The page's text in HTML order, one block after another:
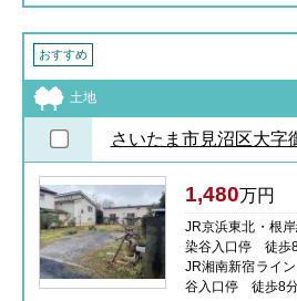
おすすめ
土地
さいたま市見沼区大字
1,480万円
JR京浜東北・根
染谷入口停 徒歩
JR湘南新宿ライ
谷入口停 徒歩8